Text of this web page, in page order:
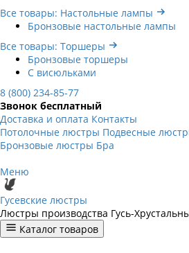
Все товары: Настольные лампы
Бронзовые настольные лампы
Все товары: Торшеры
Бронзовые торшеры
С висюльками
8 (800) 234-85-77
Звонок бесплатный
Доставка и оплата Контакты
Потолочные люстры Подвесные
Бронзовые люстры Бра
Меню
Гусевские люстры
Люстры производства Гусь-
Каталог товаров